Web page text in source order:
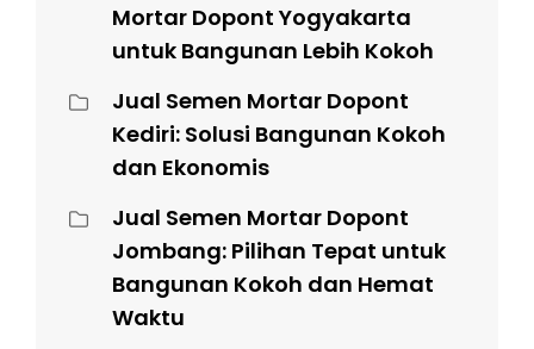
Mortar Dopont Yogyakarta
untuk Bangunan Lebih Kokoh
Jual Semen Mortar Dopont
Kediri: Solusi Bangunan Kokoh
dan Ekonomis
Jual Semen Mortar Dopont
Jombang: Pilihan Tepat untuk
Bangunan Kokoh dan Hemat
Waktu